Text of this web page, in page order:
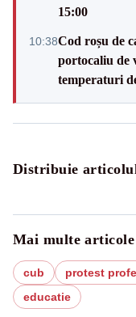
15:00
10:38Cod roșu de
portocaliu de
temperaturi
Distribuie
Mai multe articole
cub protest
educatie